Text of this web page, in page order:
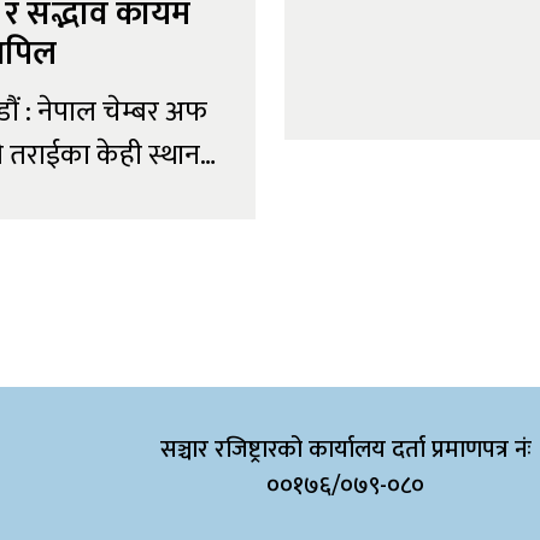
फोर्डको नयाँ
नरहे पनि...
र सद्भाव कायम
: नेपाल चेम्बर अफ
केही स्थानमा
संयमता,
र राष्ट्रिय
सञ्चार रजिष्ट्रारको कार्यालय दर्ता प्रमाणपत्र नंः
००१७६/०७९-०८०